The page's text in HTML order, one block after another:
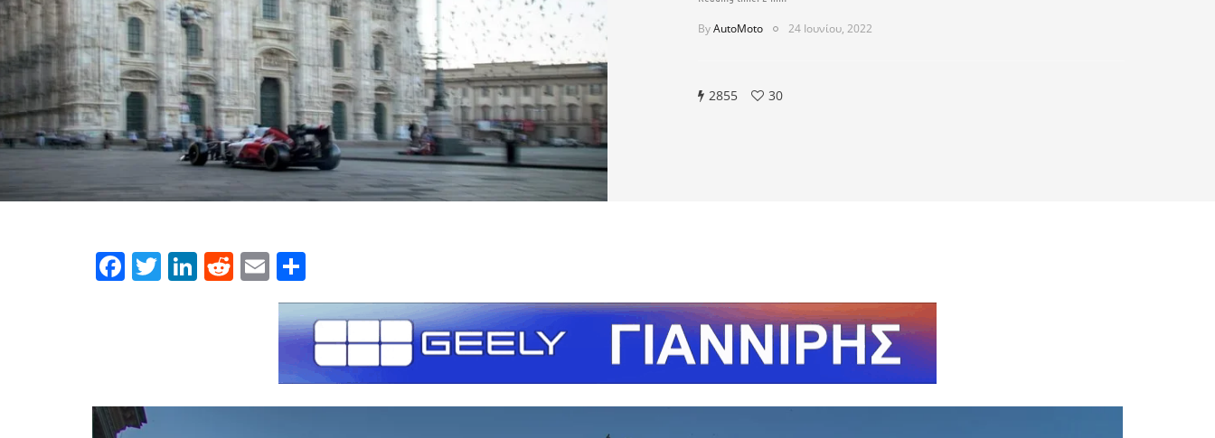
ByAutoMoto 24 Ιουνίου, 2022
2855 30
Facebook
Twitter
LinkedIn
Reddit
Email